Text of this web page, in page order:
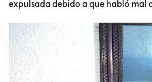
expulsada debido a que habló mal